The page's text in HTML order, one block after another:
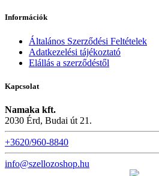
Információk
Általános Szerződési Feltételek
Adatkezelési tájékoztató
Elállás a szerződéstől
Kapcsolat
Namaka kft.
2030 Érd, Budai út 21.
+3620/960-8840
info@szellozoshop.hu